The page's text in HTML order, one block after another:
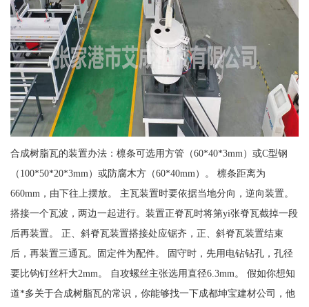
合成树脂瓦的装置办法：檩条可选用方管（60*40*3mm）或C型钢
（100*50*20*3mm）或防腐木方（60*40mm）。 檩条距离为
660mm，由下往上摆放。 主瓦装置时要依据当地分向，逆向装置。
搭接一个瓦波，两边一起进行。装置正脊瓦时将第yi张脊瓦截掉一段
后再装置。 正、斜脊瓦装置搭接处应锯齐，正、斜脊瓦装置结束
后，再装置三通瓦。固定件为配件。 固守时，先用电钻钻孔，孔径
要比钩钉丝杆大2mm。 自攻螺丝主张选用直径6.3mm。 假如你想知
道*多关于合成树脂瓦的常识，你能够找一下成都坤宝建材公司，他